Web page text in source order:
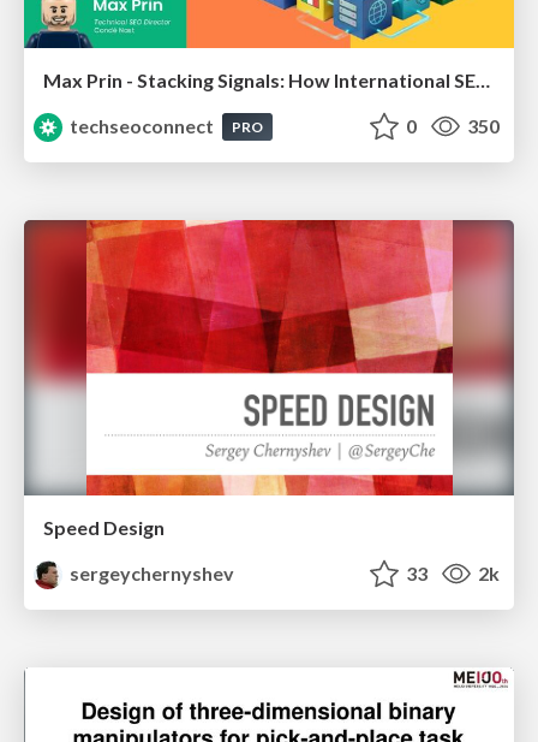
techseoconnect
PRO 0 350
Speed Design
sergeychernyshev
33 2k